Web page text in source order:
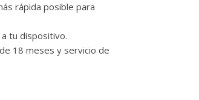
rápida posible para
tu dispositivo.
18 meses y servicio de